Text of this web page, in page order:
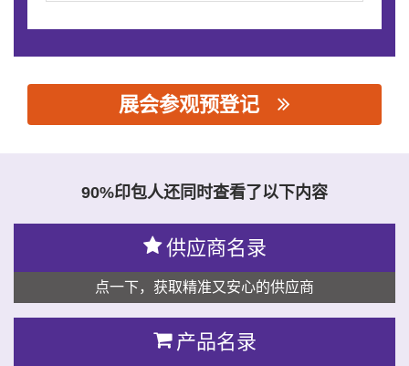
展会参观预登记
90%印包人还同时查看了以下内容
供应商名录
点一下，获取精准又安心的供应商
产品名录